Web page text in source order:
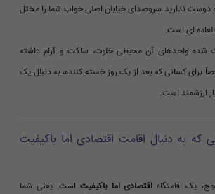
دوست ندارید سروصدای خیابان اصلی خواب شما را مختل
ای است.
شده واحدهای آن محیطی خلوت، ساکت و آرام داشته
برای کسانی که بعد از یک روز خسته کننده، به دنبال یک
ارزشمند است.
که به دنبال اقامت اقتصادی اما باکیفیت
یک اقامتگاه اقتصادی اما باکیفیت است. یعنی شما